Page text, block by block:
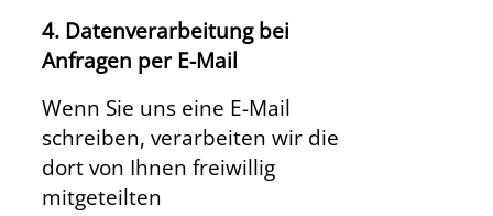
4. Datenverarbeitung bei
Anfragen per E-Mail
Wenn Sie uns eine E-Mail
schreiben, verarbeiten wir die
dort von Ihnen freiwillig
mitgeteilten